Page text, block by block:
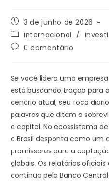
3 de junho de 2026
Internacional /
0 comentário
Se você lidera uma
está buscando tração para
cenário atual, seu foco
palavras que ditam a
e capital. No ecossistema
o Brasil desponta como um
promissores para a
globais. Os relatórios
contínua pelo Banco